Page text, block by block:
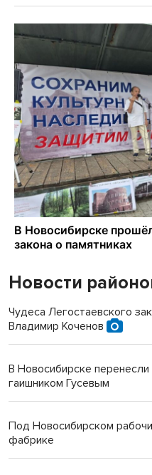
Новости
Чудеса Легостаевского
Владимир Коченов
В Новосибирске
гаишником Гусевым
Под Новосибирском
фабрике